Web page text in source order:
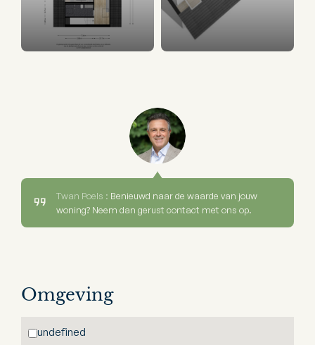
Twan Poels : Benieuwd naar de waarde van jouw
woning? Neem dan gerust contact met ons op.
Omgeving
undefined